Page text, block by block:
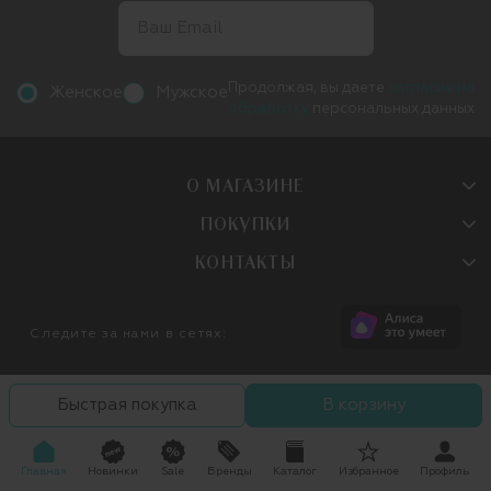
О МАГАЗИНЕ
ПОКУПКИ
КОНТАКТЫ
Следите за нами в сетях:
Быстрая покупка В корзину
Главная Новинки Sale Бренды Каталог Избранное Профиль